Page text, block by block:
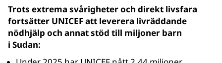
Trots extrema svårigheter och direkt livsfara
fortsätter UNICEF att leverera livräddande
nödhjälp och annat stöd till miljoner barn
i Sudan: